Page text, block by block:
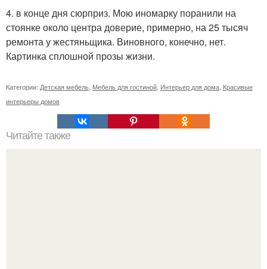
4. в конце дня сюрприз. Мою иномарку поранили на
стоянке около центра доверие, примерно, на 25 тысяч
ремонта у жестяньщика. Виновного, конечно, нет.
Картинка сплошной прозы жизни.
Категории: Детская мебель Мебель для гостиной Интерьер для дома Красивые
интерьеры домов
Читайте также